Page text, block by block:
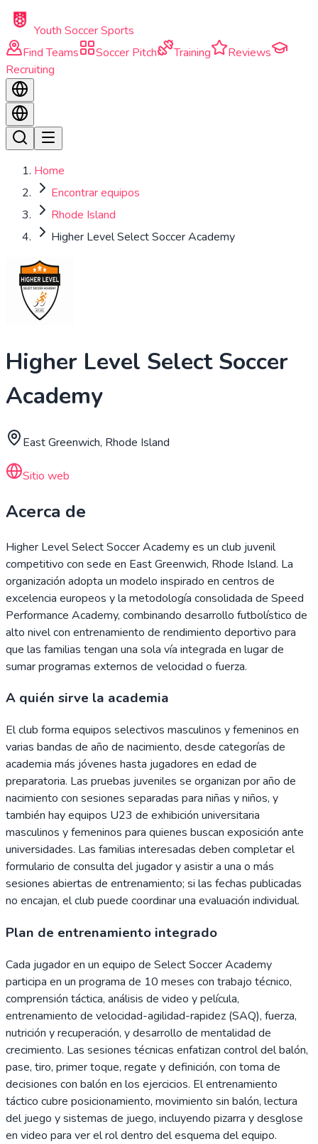
Skip to main content
Youth Soccer Sports
Find Teams
Soccer Pitch Training
Reviews
Recruiting
Home
Encontrar equipos
Rhode Island
Higher Level Select Soccer Academy
Higher Level Select Soccer
Academy
East Greenwich, Rhode Island
Sitio web
Acerca de
Higher Level Select Soccer Academy es un club juvenil
competitivo con sede en East Greenwich, Rhode Island. La
organización adopta un modelo inspirado en centros de
excelencia europeos y la metodología consolidada de Speed
Performance Academy, combinando desarrollo futbolístico de
alto nivel con entrenamiento de rendimiento deportivo para
que las familias tengan una sola vía integrada en lugar de
sumar programas externos de velocidad o fuerza.
A quién sirve la academia
El club forma equipos selectivos masculinos y femeninos en
varias bandas de año de nacimiento, desde categorías de
academia más jóvenes hasta jugadores en edad de
preparatoria. Las pruebas juveniles se organizan por año de
nacimiento con sesiones separadas para niñas y niños, y
también hay equipos U23 de exhibición universitaria
masculinos y femeninos para quienes buscan exposición ante
universidades. Las familias interesadas deben completar el
formulario de consulta del jugador y asistir a una o más
sesiones abiertas de entrenamiento; si las fechas publicadas
no encajan, el club puede coordinar una evaluación individual.
Plan de entrenamiento integrado
Cada jugador en un equipo de Select Soccer Academy
participa en un programa de 10 meses con trabajo técnico,
comprensión táctica, análisis de video y película,
entrenamiento de velocidad-agilidad-rapidez (SAQ), fuerza,
nutrición y recuperación, y desarrollo de mentalidad de
crecimiento. Las sesiones técnicas enfatizan control del balón,
pase, tiro, primer toque, regate y definición, con toma de
decisiones con balón en los ejercicios. El entrenamiento
táctico cubre posicionamiento, movimiento sin balón, lectura
del juego y sistemas de juego, incluyendo pizarra y desglose
en video para ver el rol dentro del esquema del equipo.